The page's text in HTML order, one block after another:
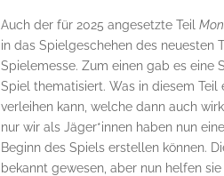
Auch der für 2025 angesetzte Teil
in das Spielgeschehen des neuesten
Spielemesse. Zum einen gab es
Spiel thematisiert. Was in diesem
verleihen kann, welche dann auch
nur wir als Jäger*innen haben nun
Beginn des Spiels erstellen können.
bekannt gewesen, aber nun helfen